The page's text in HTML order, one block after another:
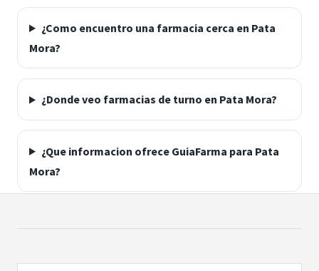
¿Como encuentro una farmacia cerca en Pata
Mora?
¿Donde veo farmacias de turno en Pata Mora?
¿Que informacion ofrece GuiaFarma para Pata
Mora?